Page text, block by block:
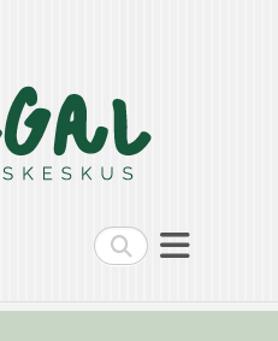
Search